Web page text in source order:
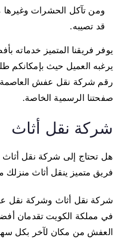
ومن تآكل الحشرات وغيرها
قد تصيبه.
يوفر فريقنا المتميز
يرغبه العميل حيث بإمكانكم
رقم شركة نقل عفش العاصمة
صفحتنا الرسمية الخاصة.
شركة نقل أثاث
هل تحتاج إلى شركة نقل أثاث
فريق متميز ينقل أثاث
شركة نقل أثاث وشركة نقل
في مملكة الكويت تقدمان
العفش من مكان لآخر بكل